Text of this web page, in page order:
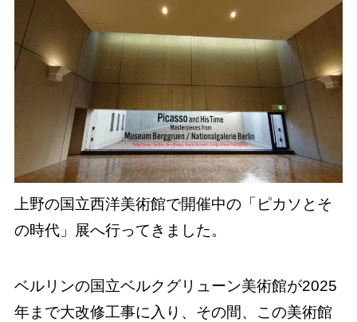
上野の国立西洋美術館で開催中の「ピカソとそ
の時代」展へ行ってきました。
ベルリンの国立ベルクグリューン美術館が2025
年まで大改修工事に入り、その間、この美術館